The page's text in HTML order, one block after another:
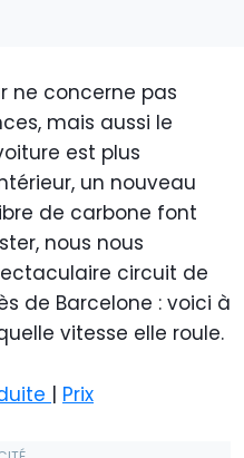
ne concerne pas
mais aussi le
est plus
un nouveau
de carbone font
nous nous
circuit de
de Barcelone : voici à
vitesse elle roule.
| Prix